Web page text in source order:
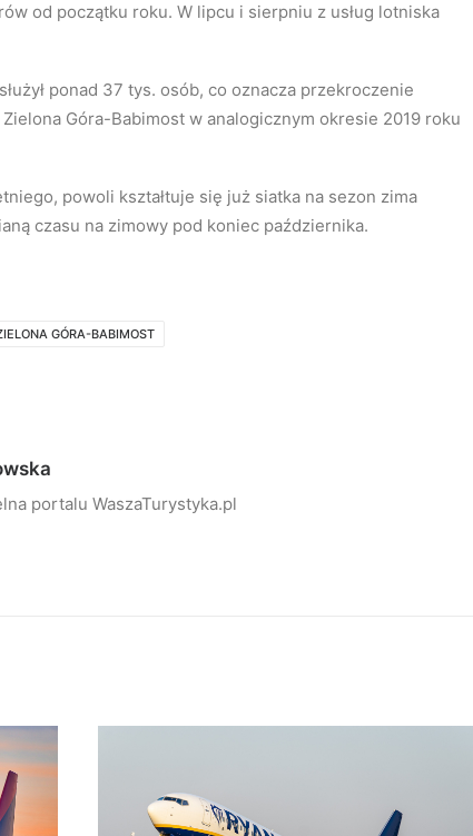
od początku roku. W lipcu i sierpniu z usług lotniska
ponad 37 tys. osób, co oznacza przekroczenie
Góra-Babimost w analogicznym okresie 2019 roku
powoli kształtuje się już siatka na sezon zima
czasu na zimowy pod koniec października.
GÓRA-BABIMOST
portalu WaszaTurystyka.pl